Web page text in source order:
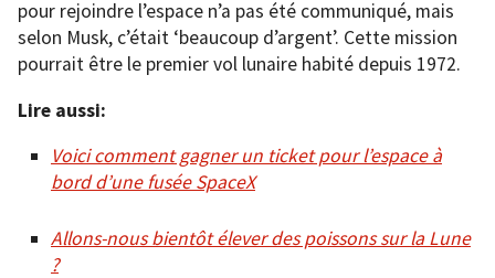
pour rejoindre l’espace n’a pas été communiqué, mais
selon Musk, c’était ‘beaucoup d’argent’. Cette mission
pourrait être le premier vol lunaire habité depuis 1972.
Lire aussi:
Voici comment gagner un ticket pour l’espace à
bord d’une fusée SpaceX
Allons-nous bientôt élever des poissons sur la Lune
?